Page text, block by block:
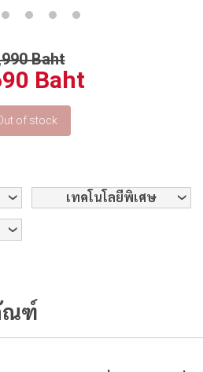
Baht
Baht
of stock
เทคโนโลยีพิเศษ
ณฑ์